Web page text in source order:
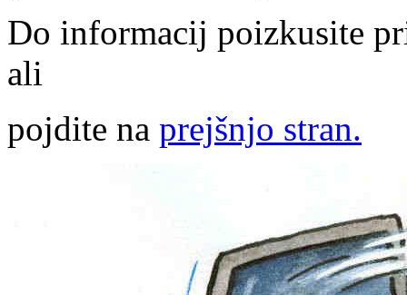
Do informacij poizkusite
ali
pojdite na prejšnjo stran.